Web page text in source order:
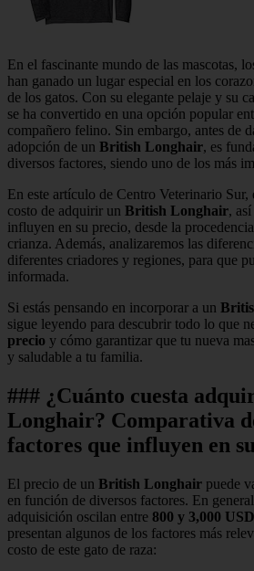
En el fascinante mundo de las mascotas,
han ganado un lugar especial en los
de los gatos. Con su elegante pelaje y su
se ha convertido en una opción popular
compañero felino. Sin embargo, antes de
adopción de un British Longhair, es
diversos factores, siendo uno de los más
En este artículo de Centro Veterinario
costo de adquirir un British Longhair,
influyen en su precio, desde la
crianza. Además, analizaremos las
diferentes criadores y regiones, para que
informada.
Si estás pensando en incorporar a un
sigue leyendo para descubrir todo lo que
precio y cómo garantizar que tu nueva
y saludable a tu familia.
### ¿Cuánto cuesta
Longhair? Comparativa
factores que influyen en
El precio de un British Longhair puede
en función de diversos factores. En
adquisición oscilan entre 800 y 3,000 USD
presentan algunos de los factores más
costo de este gato de raza: